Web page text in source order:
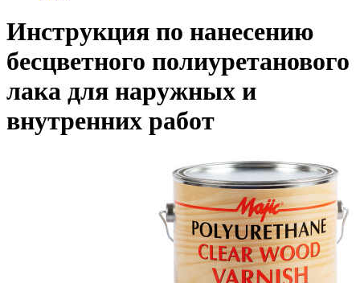
Инструкция по нанесению
бесцветного полиуретанового
лака для наружных и
внутренних работ